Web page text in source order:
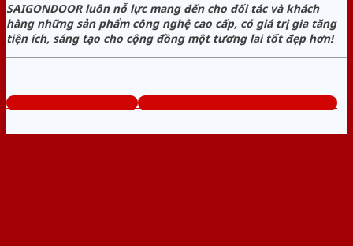
SAIGONDOOR luôn nỗ lực mang đến cho đối tác và khách
hàng những sản phẩm công nghệ cao cấp, có giá trị gia tăng
tiện ích, sáng tạo cho cộng đồng một tương lai tốt đẹp hơn!
www.baogiacuathep.com Tổng đài tư vấn miễn phí: 0824.400.400